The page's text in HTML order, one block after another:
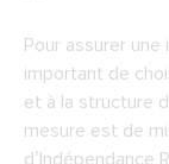
Pour assurer
important de
et à la structure
mesure est de
d’Indépendance